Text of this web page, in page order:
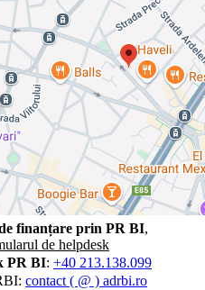
finanțare prin PR BI,
de helpdesk
PR BI: +40 213.138.099
contact ( @ ) adrbi.ro